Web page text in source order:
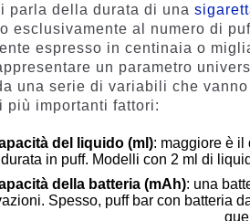
parla della durata di una
esclusivamente al numero di
espresso in centinaia o
un parametro
una serie di variabili che
più importanti fattori:
del liquido (ml): maggiore è il
durata in puff. Modelli con 2 ml di
della batteria (mAh): una
Spesso, puff bar con batteria